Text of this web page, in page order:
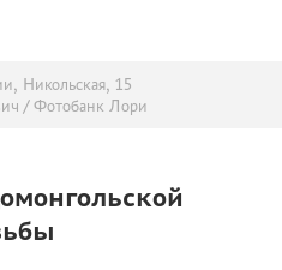
Никольская, 15
/ Фотобанк Лори